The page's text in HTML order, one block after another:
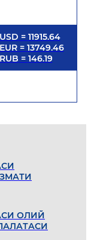
USD = 11915.64
EUR= 13749.46
RUB = 146.19
ОЛИЙ